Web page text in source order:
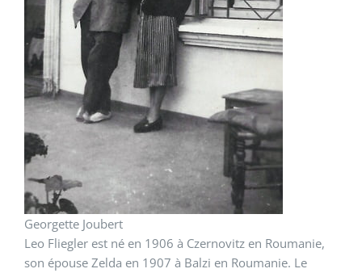
Georgette Joubert
Leo Fliegler est né en 1906 à Czernovitz en Roumanie,
son épouse Zelda en 1907 à Balzi en Roumanie. Le